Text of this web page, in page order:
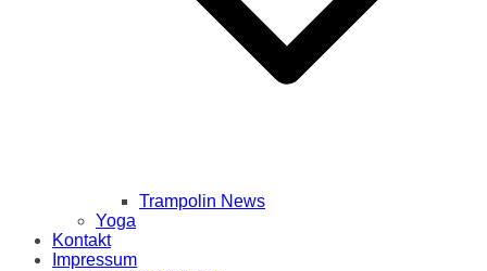
Trampolin News
Yoga
Kontakt
Impressum